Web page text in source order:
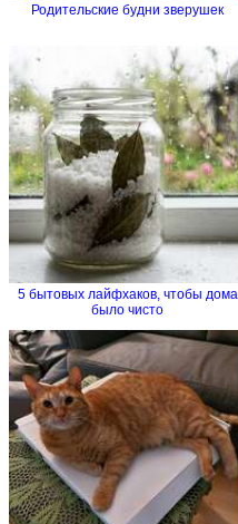
Родительские будни зверушек
5 бытовых лайфхаков, чтобы дома
было чисто